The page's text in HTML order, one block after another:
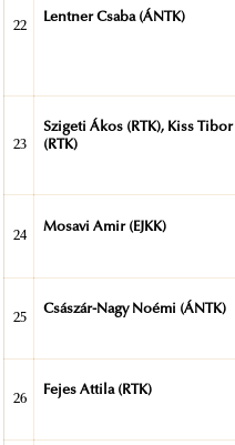
22
Lentner Csaba (ÁNTK)
23
Szigeti Ákos (RTK), Kiss Tibor
(RTK)
24
Mosavi Amir (EJKK)
25
Császár-Nagy Noémi (ÁNTK)
26
Fejes Attila (RTK)